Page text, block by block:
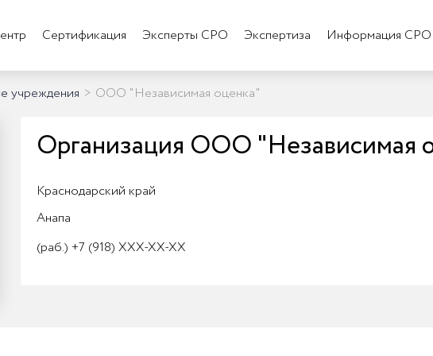
Сертификация Эксперты СРО Экспертиза Информация СРО
учреждения > ООО "Независимая оценка"
Организация ООО "Независимая
Краснодарский край
Анапа
(раб.) +7 (918) XXX-XX-XX